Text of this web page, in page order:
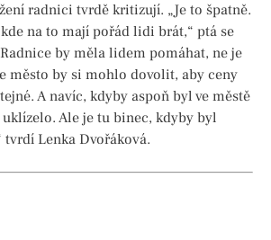
radnici tvrdě kritizují. „Je to špatně.
na to mají pořád lidi brát,“ ptá se
by měla lidem pomáhat, ne je
město by si mohlo dovolit, aby ceny
A navíc, kdyby aspoň byl ve městě
Ale je tu binec, kdyby byl
tvrdí Lenka Dvořáková.